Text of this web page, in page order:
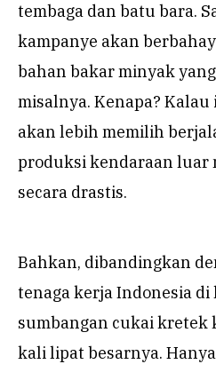
tembaga dan batu bara.
kampanye akan
bahan bakar minyak
misalnya. Kenapa?
akan lebih memilih
produksi kendaraan luar
secara drastis.
Bahkan, dibandingkan
tenaga kerja Indonesia di
sumbangan cukai kretek
kali lipat besarnya.